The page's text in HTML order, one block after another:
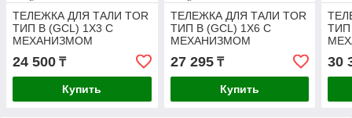
ТЕЛЕЖКА ДЛЯ ТАЛИ TOR
ТИП В (GCL) 1Х3 С
МЕХАНИЗМОМ
ПЕРЕДВИЖЕНИЯ
24 500 ₸
Купить
ТЕЛЕЖКА ДЛЯ ТАЛИ TOR
ТИП В (GCL) 1Х6 С
МЕХАНИЗМОМ
ПЕРЕДВИЖЕНИЯ
27 295₸
Купить
ТИП
30